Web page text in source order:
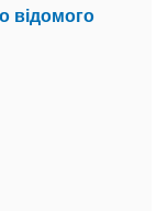
відомого